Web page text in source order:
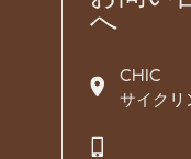
へ
CHIC
サイクリ